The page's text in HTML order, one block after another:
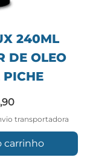
240ML
DE OLEO
PICHE
transportadora
carrinho